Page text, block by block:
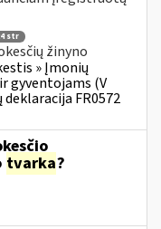
str
žinyno
» Įmonių
gyventojams (V
deklaracija FR0572
tvarka?